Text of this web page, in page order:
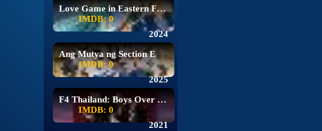
Love Game in Eastern Fantasy
IMDB: 0
2024
Ang Mutya ng Section E
IMDB: 0
2025
F4 Thailand: Boys Over Flowers
IMDB: 0
2021